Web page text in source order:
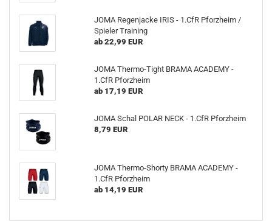
JOMA Regenjacke IRIS - 1.CfR Pforzheim /
Spieler Training
ab 22,99 EUR
JOMA Thermo-Tight BRAMA ACADEMY -
1.CfR Pforzheim
ab 17,19 EUR
JOMA Schal POLAR NECK - 1.CfR Pforzheim
8,79 EUR
JOMA Thermo-Shorty BRAMA ACADEMY -
1.CfR Pforzheim
ab 14,19 EUR